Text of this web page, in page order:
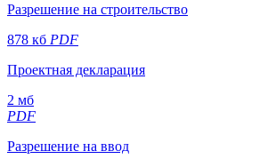
Разрешение на строительство
878 кб PDF
Проектная декларация
2 мб
PDF
Разрешение на ввод